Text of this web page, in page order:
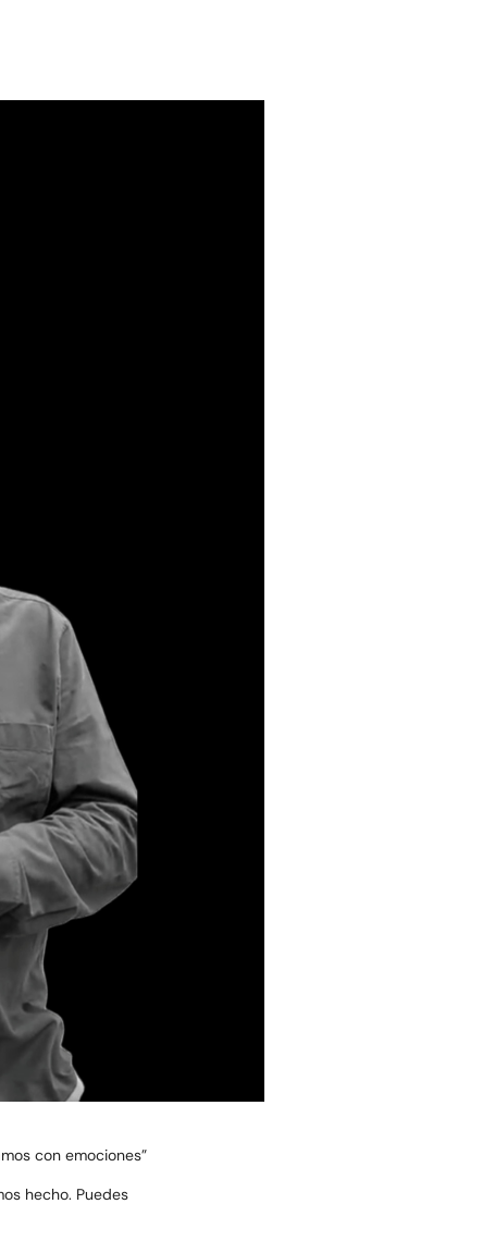
con emociones”
hecho. Puedes